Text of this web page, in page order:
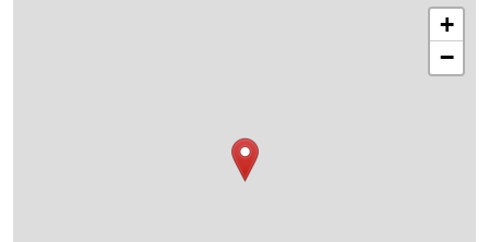
+
−